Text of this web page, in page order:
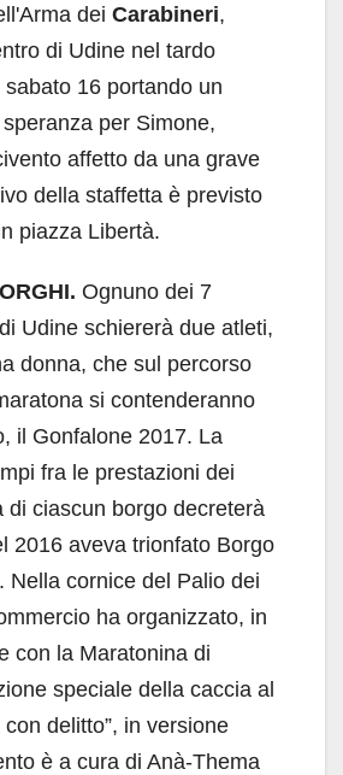
dei Carabineri,
di Udine nel tardo
16 portando un
per Simone,
affetto da una grave
della staffetta è previsto
piazza Libertà.
Ognuno dei 7
Udine schiererà due atleti,
donna, che sul percorso
si contenderanno
il Gonfalone 2017. La
fra le prestazioni dei
di ciascun borgo decreterà
2016 aveva trionfato Borgo
Nella cornice del Palio dei
ha organizzato, in
con la Maratonina di
speciale della caccia al
con delitto”, in versione
è a cura di Anà-Thema